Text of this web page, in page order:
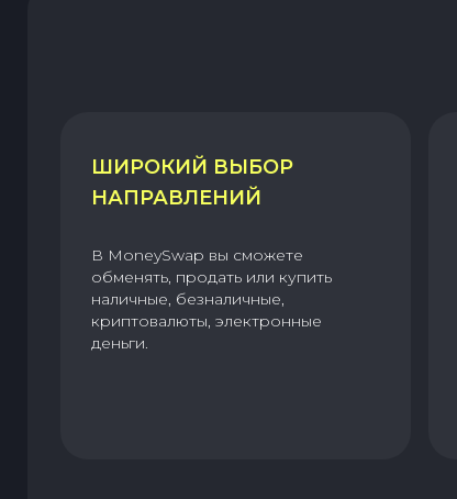
ШИРОКИЙ ВЫБОР
НАПРАВЛЕНИЙ
В MoneySwap вы сможете
обменять, продать или купить
наличные, безналичные,
криптовалюты, электронные
деньги.